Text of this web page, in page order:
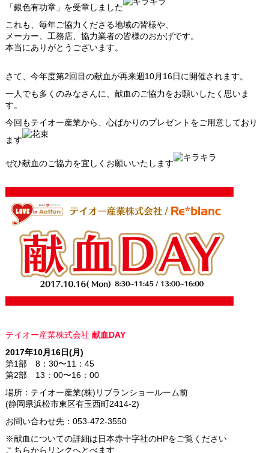
「銀色有功章」を受章しました
これも、毎年ご協力くださる地域の皆様や、
メーカー、工務店、協力業者の皆様のおかげです。
本当にありがとうございます。
さて、今年度第2回目の献血が再来週10月16日に開催されます。
一人でも多くのみなさんに、献血のご協力をお願いしたく思いま
す。
今回もテイオー産業から、心ばかりのプレゼントをご用意しており
ます
ぜひ献血のご協力を宜しくお願いいたします
テイオー産業株式会社 献血DAY
2017年10月16日(月)
第1部 8：30〜11：45
第2部 13：00〜16：00
場所：テイオー産業(株)リブランショールーム前
(静岡県浜松市東区有玉西町2414-2)
お問い合わせ先：053-472-3550
※献血についての詳細は日本赤十字社のHPをご覧ください
こちらからリンクへとべます